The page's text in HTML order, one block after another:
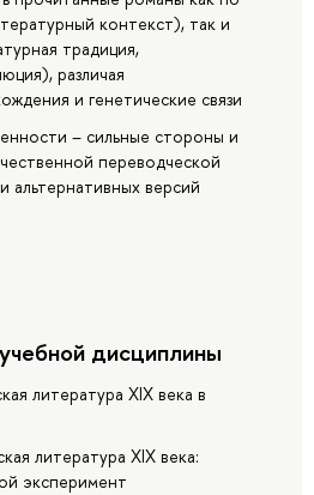
контекст), так и
традиция,
различая
и генетические связи
– сильные стороны и
переводческой
альтернативных версий
дисциплины
литература XIX века в
литература XIX века:
эксперимент